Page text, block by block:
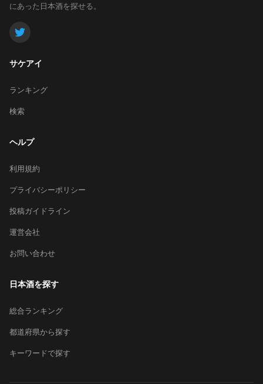
にあった日本酒を探せる。
サケアイ
ランキング
検索
ヘルプ
利用規約
プライバシーポリシー
投稿ガイドライン
運営会社
お問い合わせ
日本酒を探す
総合ランキング
都道府県から探す
キーワードで探す